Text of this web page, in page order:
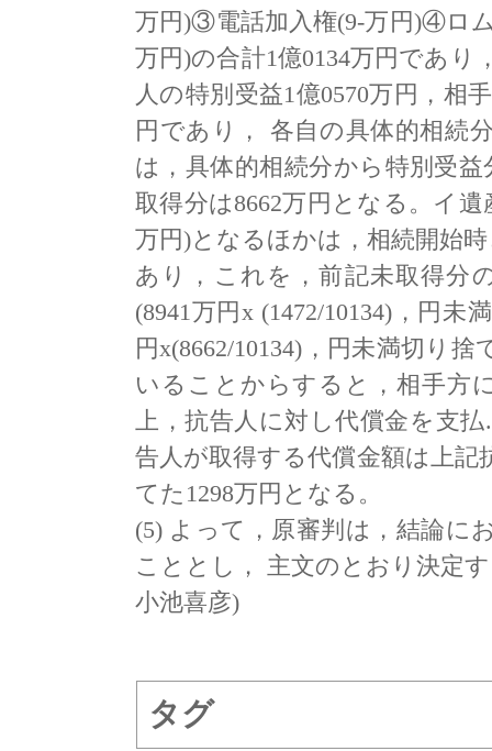
万円)③電話加入権(9-万円)④ロ
万円)の合計1億0134万円であ
人の特別受益1億0570万円，相
円であり， 各自の具体的相続
は，具体的相続分から特別受
取得分は8662万円となる。イ
万円)となるほかは，相続開始
あり，これを，前記未取得分
(8941万円x (1472/10134)，円未
円x(8662/10134)，円未満切り
いることからすると，相手方
上，抗告人に対し代償金を支
告人が取得する代償金額は上記
てた1298万円となる。
(5) よって，原審判は，結論に
こととし， 主文のとおり決定
小池喜彦)
タグ